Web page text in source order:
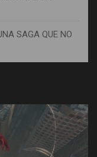
SAGA QUE NO